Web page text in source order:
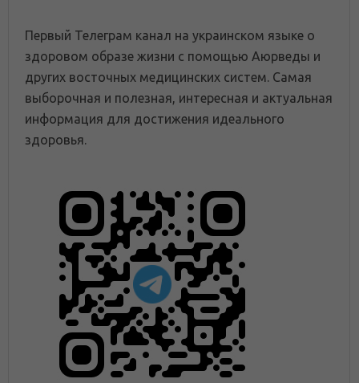
Первый Телеграм канал на украинском языке о
здоровом образе жизни с помощью Аюрведы и
других восточных медицинских систем. Самая
выборочная и полезная, интересная и актуальная
информация для достижения идеального
здоровья.